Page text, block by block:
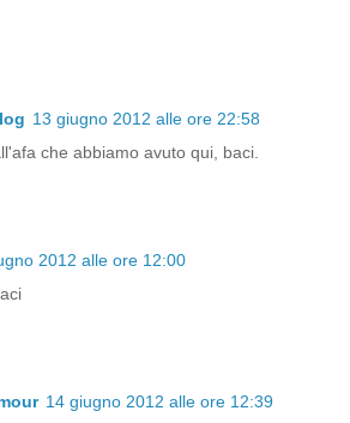
13 giugno 2012 alle ore 22:58
che abbiamo avuto qui, baci.
2012 alle ore 12:00
14 giugno 2012 alle ore 12:39